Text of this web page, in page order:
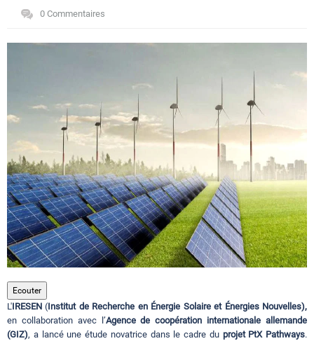
Actualités
Tourisme
Régions
Hotels
Evenements
Contact
0 Commentaires
Ecouter
L'IRESEN (Institut de Recherche en Énergie Solaire et Énergies Nouvelles),
en collaboration avec l’Agence de coopération internationale allemande
(GIZ), a lancé une étude novatrice dans le cadre du projet PtX Pathways.